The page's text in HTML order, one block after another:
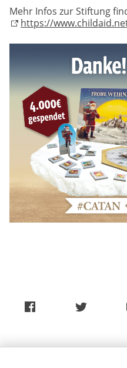
Mehr Infos zur Stiftung
https://